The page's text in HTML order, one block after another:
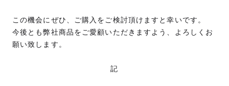
この機会にぜひ、ご購入をご検討頂けますと幸いです。
今後とも弊社商品をご愛顧いただきますよう、よろしくお
願い致します。
記